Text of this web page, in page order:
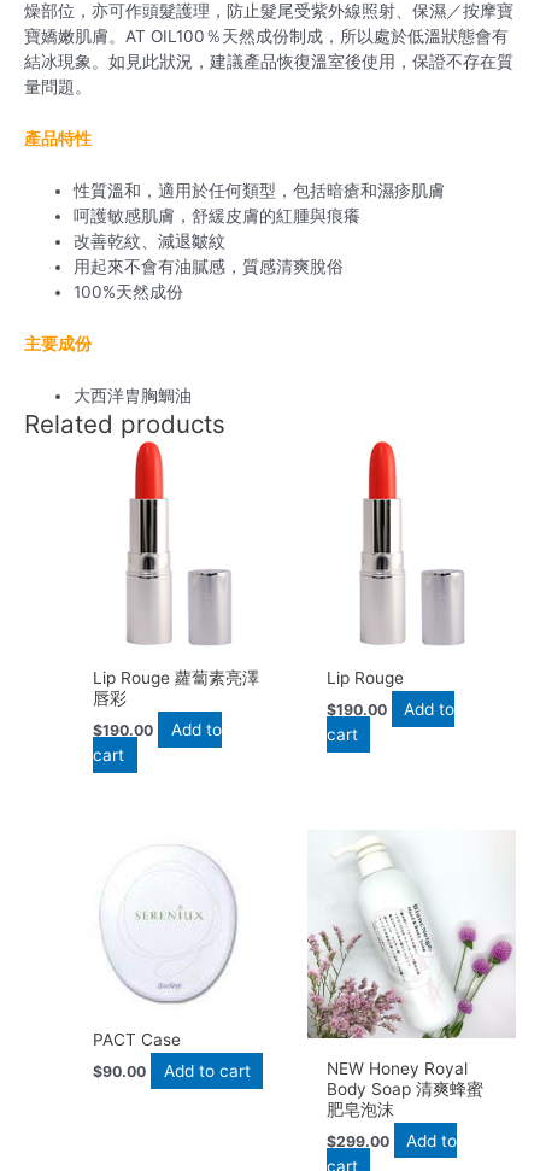
燥部位 ，亦可作頭髮護理，防止髮尾受紫外線照射、保濕／按摩寶
寶嬌嫩肌膚。AT OIL100％天然成份制成，所以處於低溫狀態會有
結冰現象。如見此狀況，建議產品恢復溫室後使用，保證不存在質
量問題。
產品特性
性質溫和，適用於任何類型，包括暗瘡和濕疹肌膚
呵護敏感肌膚，舒緩皮膚的紅腫與痕癢
改善乾紋、減退皺紋
用起來不會有油膩感，質感清爽脫俗
100%天然成份
主要成份
大西洋胄胸鯛油
Related products
Lip Rouge 蘿蔔素亮澤
唇彩
$190.00
Add to
cart
Lip Rouge
$190.00
Add to
cart
PACT Case
$90.00 Add to cart
NEW Honey Royal
Body Soap 清爽蜂蜜
肥皂泡沫
$299.00
Add to
cart